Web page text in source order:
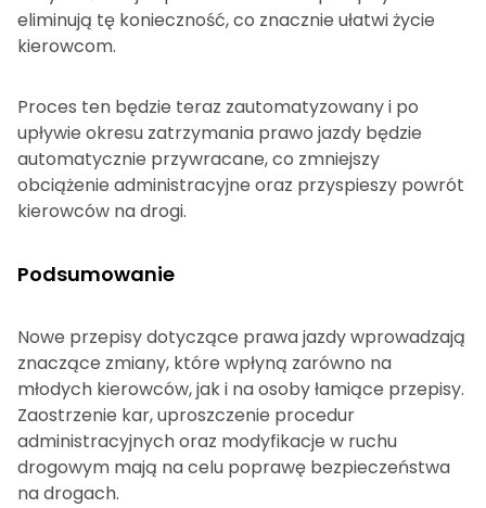
eliminują tę konieczność, co znacznie ułatwi życie
kierowcom.
Proces ten będzie teraz zautomatyzowany i po
upływie okresu zatrzymania prawo jazdy będzie
automatycznie przywracane, co zmniejszy
obciążenie administracyjne oraz przyspieszy powrót
kierowców na drogi.
Podsumowanie
Nowe przepisy dotyczące prawa jazdy wprowadzają
znaczące zmiany, które wpłyną zarówno na
młodych kierowców, jak i na osoby łamiące przepisy.
Zaostrzenie kar, uproszczenie procedur
administracyjnych oraz modyfikacje w ruchu
drogowym mają na celu poprawę bezpieczeństwa
na drogach.